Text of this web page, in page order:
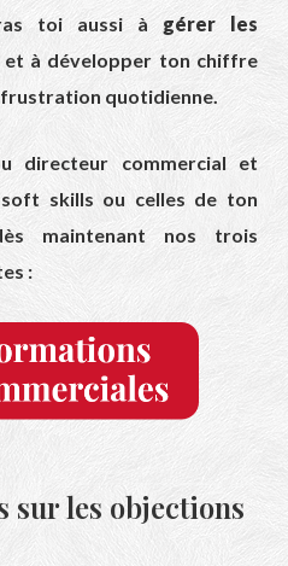
toi aussi à gérer les
et à développer ton chiffre
frustration quotidienne.
directeur commercial et
skills ou celles de ton
maintenant nos trois
:
sur les objections